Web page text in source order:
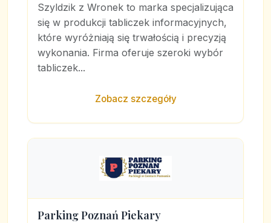
Szyldzik z Wronek to marka specjalizująca
się w produkcji tabliczek informacyjnych,
które wyróżniają się trwałością i precyzją
wykonania. Firma oferuje szeroki wybór
tabliczek...
Zobacz szczegóły
Parking Poznań Piekary